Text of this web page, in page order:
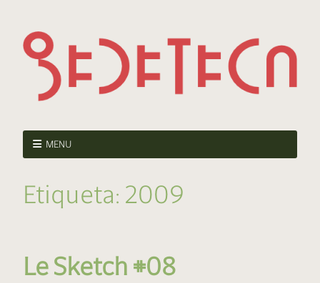
MENU
Etiqueta: 2009
Le Sketch #08